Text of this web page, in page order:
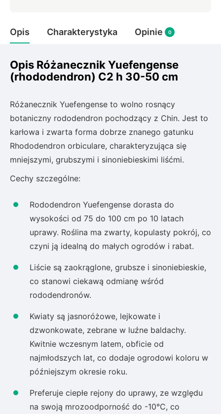
Liliowiec
Miskant
Turzyca (carex)
Pnącza
Glicynia (wisteria)
Wiciokrzew
Bluszcz
Ewodia (tetradium daniellii)
Opis Charakterystyka Opinie 0
Opis Różanecznik Yuefengense
(rhododendron) C2 h 30-50 cm
Różanecznik Yuefengense to wolno rosnący
botaniczny rododendron pochodzący z Chin. Jest to
karłowa i zwarta forma dobrze znanego gatunku
Rhododendron orbiculare, charakteryzująca się
mniejszymi, grubszymi i sinoniebieskimi liśćmi.
Cechy szczególne:
Rododendron Yuefengense dorasta do
wysokości od 75 do 100 cm po 10 latach
uprawy. Roślina ma zwarty, kopulasty pokrój, co
czyni ją idealną do małych ogrodów i rabat.
Liście są zaokrąglone, grubsze i sinoniebieskie,
co stanowi ciekawą odmianę wśród
rododendronów.
Kwiaty są jasnoróżowe, lejkowate i
dzwonkowate, zebrane w luźne baldachy.
Kwitnie wczesnym latem, obficie od
najmłodszych lat, co dodaje ogrodowi koloru w
późniejszym okresie roku.
Preferuje ciepłe rejony do uprawy, ze względu
na swoją mrozoodporność do -10°C, co